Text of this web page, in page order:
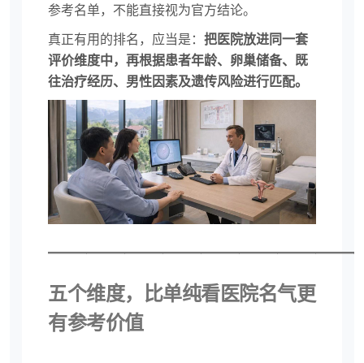
参考名单，不能直接视为官方结论。
真正有用的排名，应当是： 把医院放进同一套
评价维度中，再根据患者年龄、卵巢储备、既
往治疗经历、男性因素及遗传风险进行匹配。
五个维度，比单纯看医院名气更
有参考价值